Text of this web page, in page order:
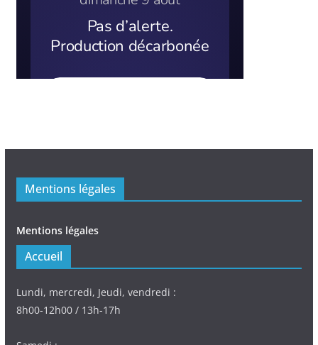
Mentions légales
Mentions légales
Accueil
Lundi, mercredi, Jeudi, vendredi :
8h00-12h00 / 13h-17h